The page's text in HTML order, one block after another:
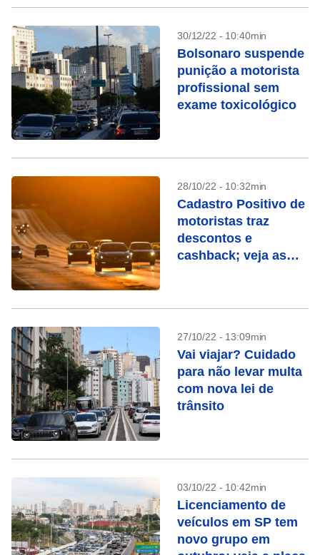
30/12/22 - 10:40min
Bolsonaro suspende
punição a motorista
profissional sem
exame toxicológico
28/10/22 - 10:32min
Cadastro Positivo de
motoristas traz
descontos e
cashback; veja as
27/10/22 - 13:09min
Vai viajar? Cuidado
para não levar multa
com nova lei de
trânsito
03/10/22 - 10:42min
Licenciamento de
veículos em SP tem
novo grupo em